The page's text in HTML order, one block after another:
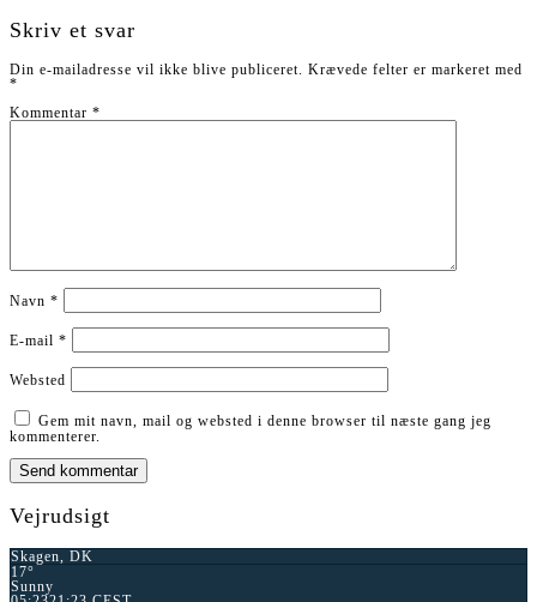
Skriv et svar
Din e-mailadresse vil ikke blive publiceret. Krævede felter er markeret med
*
Kommentar *
Navn *
E-mail *
Websted
Gem mit navn, mail og websted i denne browser til næste gang jeg
kommenterer.
Vejrudsigt
Skagen, DK
17°
Sunny